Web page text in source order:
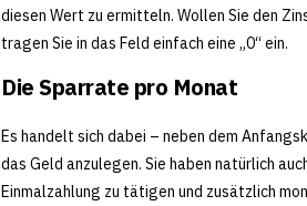
diesen Wert zu ermitteln. Wollen Sie den
tragen Sie in das Feld einfach eine „0“ ein.
Die Sparrate pro Monat
Es handelt sich dabei – neben dem
das Geld anzulegen. Sie haben natürlich
Einmalzahlung zu tätigen und zusätzlich